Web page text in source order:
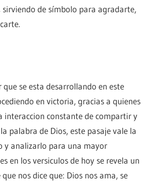
sirviendo de símbolo para agradarte,
se esta desarrollando en este
en victoria, gracias a quienes
interaccion constante de compartir y
palabra de Dios, este pasaje vale la
y analizarlo para una mayor
en los versiculos de hoy se revela un
nos dice que: Dios nos ama, se